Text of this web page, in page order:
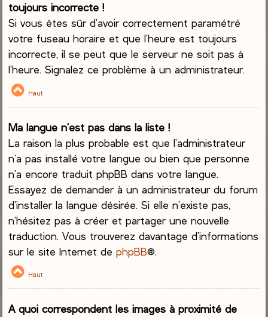
toujours incorrecte !
Si vous êtes sûr d’avoir correctement paramétré
votre fuseau horaire et que l’heure est toujours
incorrecte, il se peut que le serveur ne soit pas à
l’heure. Signalez ce problème à un administrateur.
Haut
Ma langue n’est pas dans la liste !
La raison la plus probable est que l’administrateur
n’a pas installé votre langue ou bien que personne
n’a encore traduit phpBB dans votre langue.
Essayez de demander à un administrateur du forum
d’installer la langue désirée. Si elle n’existe pas,
n’hésitez pas à créer et partager une nouvelle
traduction. Vous trouverez davantage d’informations
sur le site Internet dephpBB®.
Haut
A quoi correspondent les images à proximité de